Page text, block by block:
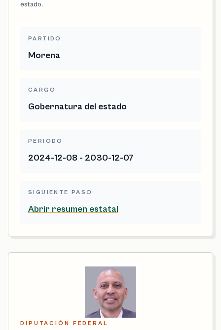
estado.
PARTIDO
Morena
CARGO
Gobernatura del estado
PERIODO
2024-12-08 - 2030-12-07
SIGUIENTE PASO
Abrir resumen estatal
DIPUTACIÓN FEDERAL